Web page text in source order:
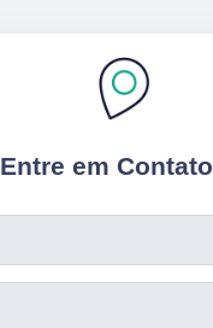
Entre em Contato